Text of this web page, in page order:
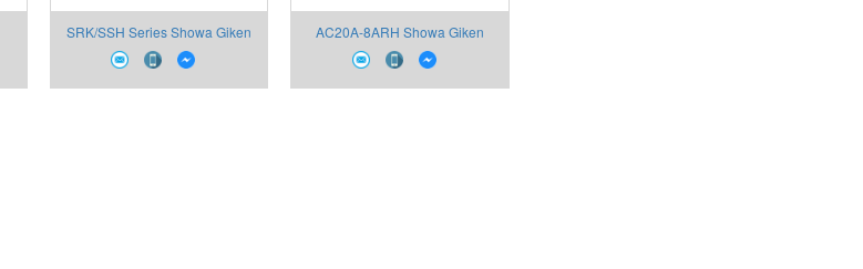
SRK/SSH Series Showa Giken
Việt Nam
AC20A-8ARH Showa Giken
Việt Nam